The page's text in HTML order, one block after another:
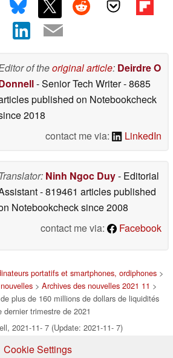
of theoriginal article: Deirdre O
- Senior Tech Writer- 8685
published on Notebookcheck
2018
contact me via:
LinkedIn
Translator: Ninh Ngoc Duy- Editorial
- 819461 articles published
Notebookchecksince 2008
contact me via:
Facebook
portatifs et smartphones, ordiphones >
> Archives des nouvelles 2021 11 >
plus de 160 millions de dollars de liquidités
dernier trimestre de 2021
2021-11- 7 (Update: 2021-11- 7)
Cookie Settings